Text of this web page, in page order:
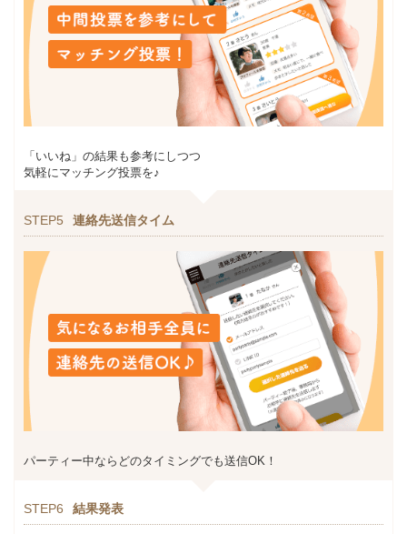
「いいね」の結果も参考にしつつ
気軽にマッチング投票を♪
STEP5 連絡先送信タイム
パーティー中ならどのタイミングでも送信OK！
STEP6 結果発表